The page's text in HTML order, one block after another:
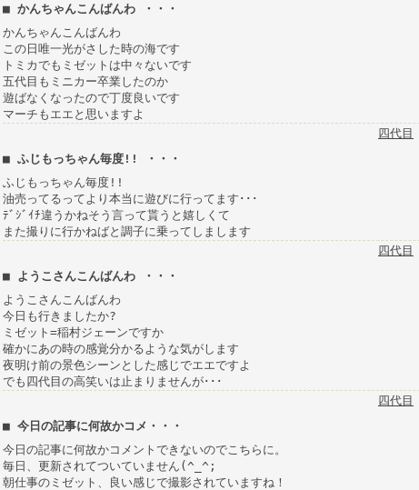
■ かんちゃんこんばんわ ・・・
かんちゃんこんばんわ
この日唯一光がさした時の海です
トミカでもミゼットは中々ないです
五代目もミニカー卒業したのか
遊ばなくなったので丁度良いです
マーチもエエと思いますよ
四代目
■ ふじもっちゃん毎度!! ・・・
ふじもっちゃん毎度!!
油売ってるってより本当に遊びに行ってます･･･
ﾃﾞｼﾞｲﾁ違うかねそう言って貰うと嬉しくて
また撮りに行かねばと調子に乗ってしまします
四代目
■ ようこさんこんばんわ ・・・
ようこさんこんばんわ
今日も行きましたか?
ミゼット=稲村ジェーンですか
確かにあの時の感覚分かるような気がします
夜明け前の景色シーンとした感じでエエですよ
でも四代目の高笑いは止まりませんが･･･
四代目
■ 今日の記事に何故かコメ・・・
今日の記事に何故かコメントできないのでこちらに。
毎日、更新されてついていません(^_^;
朝仕事のミゼット、良い感じで撮影されていますね！